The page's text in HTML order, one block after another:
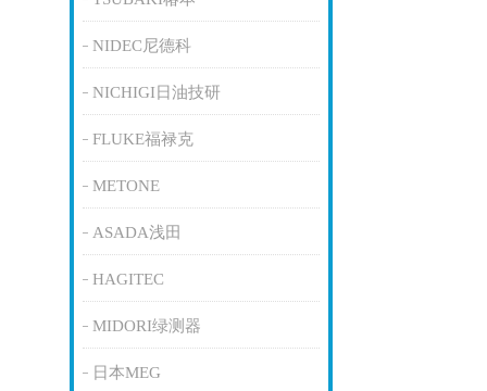
NIDEC尼德科
NICHIGI日油技研
FLUKE福禄克
METONE
ASADA浅田
HAGITEC
MIDORI绿测器
日本MEG